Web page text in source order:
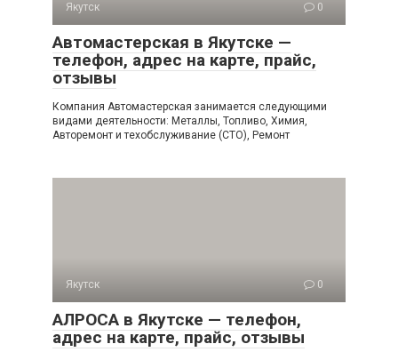
Якутск 0
Автомастерская в Якутске —
телефон, адрес на карте, прайс,
отзывы
Компания Автомастерская занимается следующими
видами деятельности: Металлы, Топливо, Химия,
Авторемонт и техобслуживание (СТО), Ремонт
Якутск 0
АЛРОСА в Якутске — телефон,
адрес на карте, прайс, отзывы